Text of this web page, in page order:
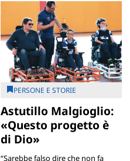
PERSONE E STORIE
Astutillo Malgioglio:
«Questo progetto è
di Dio»
“Sarebbe falso dire che non fa